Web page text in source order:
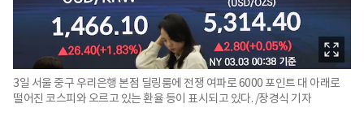
3일 서울 중구 우리은행 본점 딜링룸에 전쟁 여파로 6000 포인트 대 아래로
떨어진 코스피와 오르고 있는 환율 등이 표시되고 있다. /장경식 기자